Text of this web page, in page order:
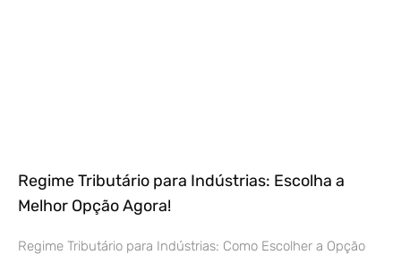
Regime Tributário para Indústrias: Escolha a
Melhor Opção Agora!
Regime Tributário para Indústrias: Como Escolher a Opção